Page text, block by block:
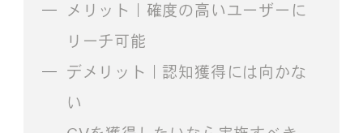
メリット｜確度の高いユーザーに
リーチ可能
デメリット｜認知獲得には向かな
い